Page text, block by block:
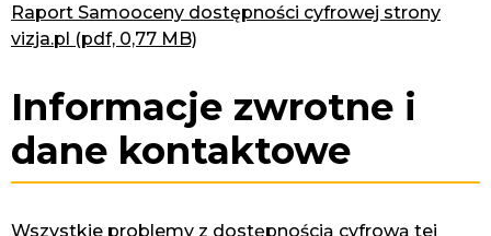
Raport Samooceny dostępności cyfrowej strony
vizja.pl (pdf, 0,77 MB)
Informacje zwrotne i
dane kontaktowe
Wszystkie problemy z dostępnością cyfrową tej